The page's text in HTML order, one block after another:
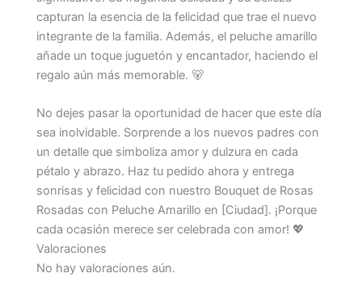
capturan la esencia de la felicidad que trae el nuevo
integrante de la familia. Además, el peluche amarillo
añade un toque juguetón y encantador, haciendo el
regalo aún más memorable. 🐻
No dejes pasar la oportunidad de hacer que este día
sea inolvidable. Sorprende a los nuevos padres con
un detalle que simboliza amor y dulzura en cada
pétalo y abrazo. Haz tu pedido ahora y entrega
sonrisas y felicidad con nuestro Bouquet de Rosas
Rosadas con Peluche Amarillo en [Ciudad]. ¡Porque
cada ocasión merece ser celebrada con amor! 💖
Valoraciones
No hay valoraciones aún.